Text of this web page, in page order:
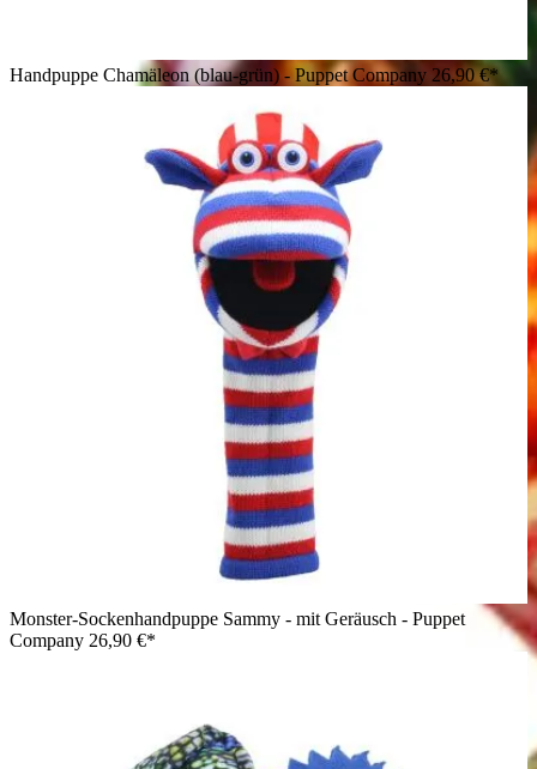
Handpuppe Chamäleon (blau-grün) - Puppet Company 26,90 €*
Monster-Sockenhandpuppe Sammy - mit Geräusch - Puppet
Company 26,90 €*